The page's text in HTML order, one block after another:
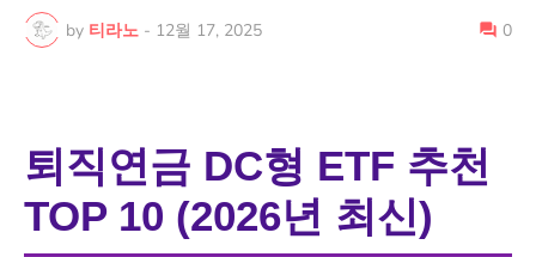
by 티라노 - 12월 17, 2025 0
퇴직연금 DC형 ETF 추천
TOP 10 (2026년 최신)